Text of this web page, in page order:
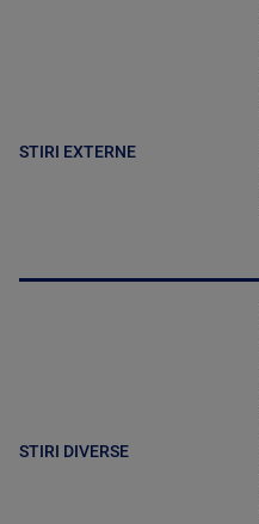
STIRI EXTERNE
STIRI DIVERSE